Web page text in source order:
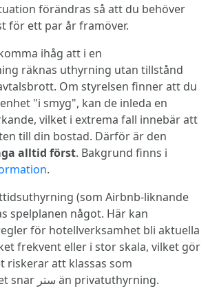
förändras så att du behöver
för ett par år framöver.
ihåg att i en
räknas uthyrning utan tillstånd
Om styrelsen finner att du
"i smyg", kan de inleda en
vilket i extrema fall innebär att
till din bostad. Därför är den
alltid först. Bakgrund finns i
.
(som Airbnb-liknande
spelplanen något. Här kan
för hotellverksamhet bli aktuella
frekvent eller i stor skala, vilket gör
riskerar att klassas som
näringsverksamhet snar ستر än privatuthyrning.